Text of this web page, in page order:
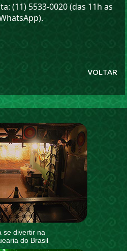
(11) 5533-0020 (das 11h as
VOLTAR
se divertir na
do Brasil